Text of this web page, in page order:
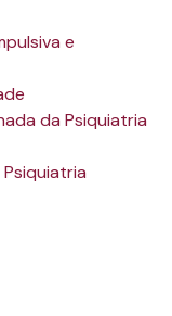
e
da Psiquiatria